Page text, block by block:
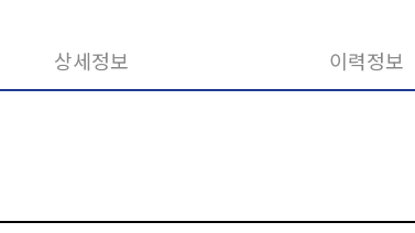
상세정보 이력정보